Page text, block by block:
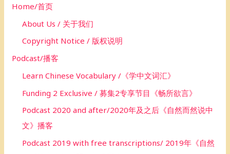
rHome/首页
About Us / 关于我们
Copyright Notice / 版权说明
Podcast/播客
Learn Chinese Vocabulary /《学中文词汇》
Funding 2 Exclusive / 募集2专享节目《畅所欲言》
Podcast 2020 and after/2020年及之后《自然而然说中
文》播客
Podcast 2019 with free transcriptions/ 2019年《自然